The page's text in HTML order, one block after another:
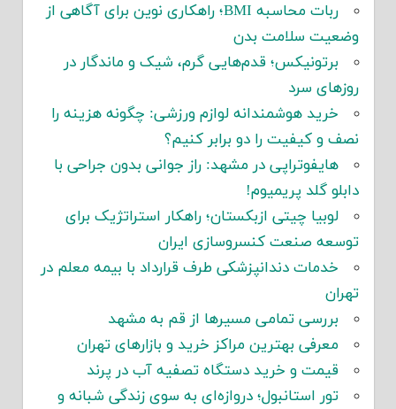
ربات محاسبه BMI؛ راهکاری نوین برای آگاهی از
وضعیت سلامت بدن
برتونیکس؛ قدم‌هایی گرم، شیک و ماندگار در
روزهای سرد
خرید هوشمندانه لوازم ورزشی: چگونه هزینه را
نصف و کیفیت را دو برابر کنیم؟
هایفوتراپی در مشهد: راز جوانی بدون جراحی با
دابلو گلد پریمیوم!
لوبیا چیتی ازبکستان؛ راهکار استراتژیک برای
توسعه صنعت کنسروسازی ایران
خدمات دندانپزشکی طرف قرارداد با بیمه معلم در
تهران
بررسی تمامی مسیرها از قم به مشهد
معرفی بهترین مراکز خرید و بازارهای تهران
قیمت و خرید دستگاه تصفیه آب در پرند
تور استانبول؛ دروازه‌ای به سوی زندگی شبانه و